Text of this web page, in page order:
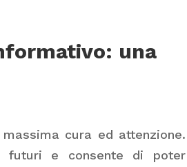
una
cura ed attenzione.
futuri e consente di poter